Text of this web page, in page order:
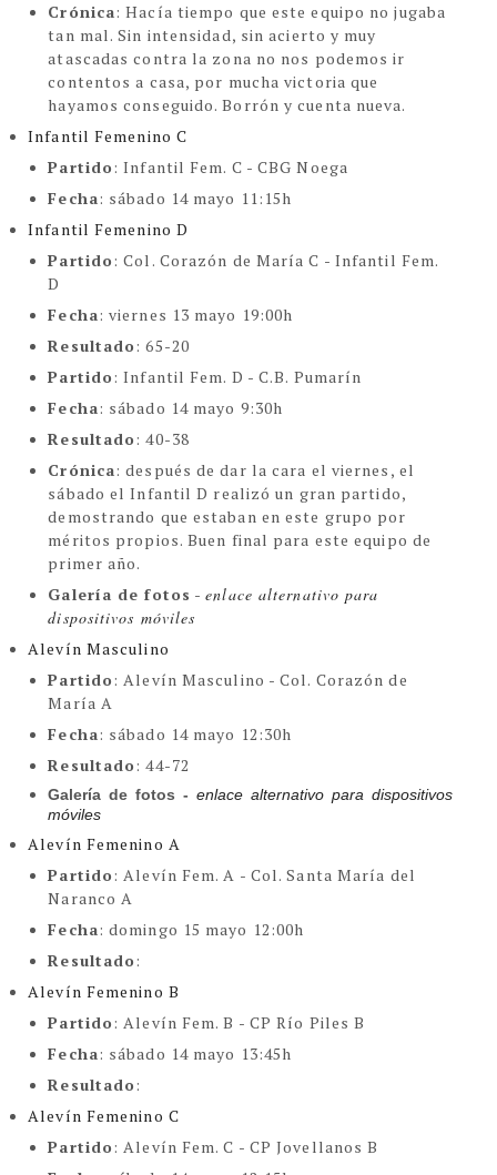
Crónica: Hacía tiempo que este equipo no jugaba
tan mal. Sin intensidad, sin acierto y muy
atascadas contra la zona no nos podemos ir
contentos a casa, por mucha victoria que
hayamos conseguido. Borrón y cuenta nueva.
Infantil Femenino C
Partido: Infantil Fem. C - CBG Noega
Fecha: sábado 14 mayo 11:15h
Infantil Femenino D
Partido: Col. Corazón de María C - Infantil Fem.
D
Fecha: viernes 13 mayo 19:00h
Resultado: 65-20
Partido: Infantil Fem. D - C.B. Pumarín
Fecha: sábado 14 mayo 9:30h
Resultado: 40-38
Crónica:después de dar la cara el viernes, el
sábado el Infantil D realizó un gran partido,
demostrando que estaban en este grupo por
méritos propios. Buen final para este equipo de
primer año.
Galería de fotos -enlace alternativo para
dispositivos móviles
Alevín Masculino
Partido: Alevín Masculino - Col. Corazón de
María A
Fecha: sábado 14 mayo 12:30h
Resultado: 44-72
Galería de fotos - enlace alternativo para dispositivos
móviles
Alevín Femenino A
Partido: Alevín Fem. A - Col. Santa María del
Naranco A
Fecha: domingo 15 mayo 12:00h
Resultado:
Alevín Femenino B
Partido: Alevín Fem. B - CP Río Piles B
Fecha: sábado 14 mayo 13:45h
Resultado:
Alevín Femenino C
Partido: Alevín Fem. C - CP Jovellanos B